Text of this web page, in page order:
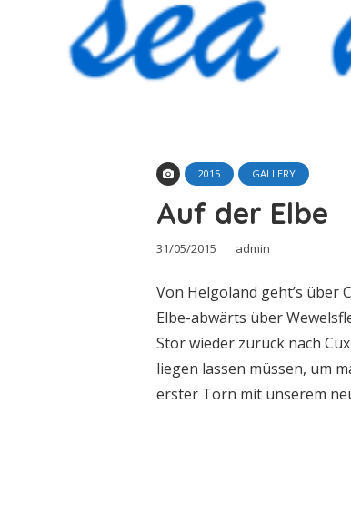
2015 GALLERY
Auf der Elbe
31/05/2015 admin
Von Helgoland geht’s über
Elbe-abwärts über
Stör wieder zurück nach
liegen lassen müssen, um
erster Törn mit unserem